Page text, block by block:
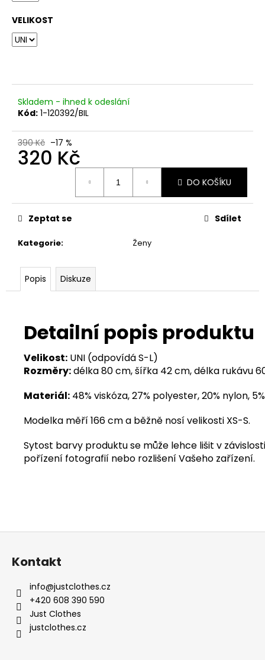
VELIKOST
Skladem - ihned k odeslání
Kód: 1-120392/BIL
390 Kč –17 %
320 Kč
DO KOŠÍKU
Kategorie: Ženy
Zeptat se Sdílet
Popis Diskuze
Detailní popis produktu
Velikost: UNI (odpovídá S-L)
Rozměry:délka 80 cm, šířka 42 cm, délka rukávu
Materiál: 48% viskóza, 27% polyester, 20% nylon,
Modelka měří 166 cm a běžně nosí velikosti XS-S.
Sytost barvy produktu se může lehce lišit v
pořízení fotografií nebo rozlišení Vašeho zařízení.
u
j
e
Kontakt
info@justclothes.cz
+420 608 390 590
Just Clothes
justclothes.cz